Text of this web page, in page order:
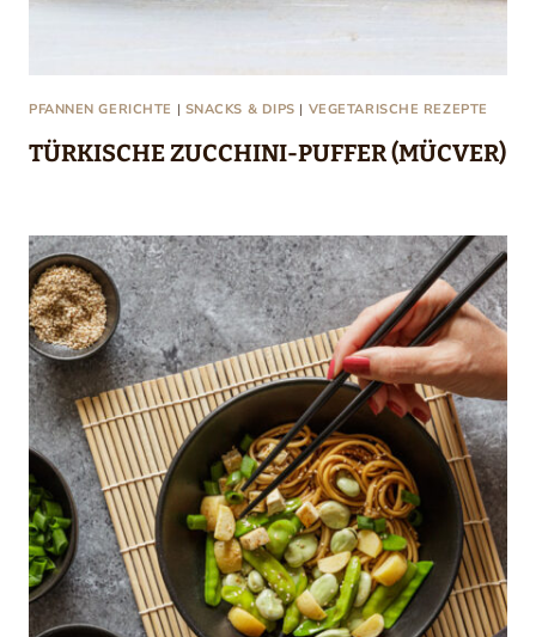
PFANNEN GERICHTE | SNACKS & DIPS | VEGETARISCHE REZEPTE
TÜRKISCHE ZUCCHINI-PUFFER (MÜCVER)